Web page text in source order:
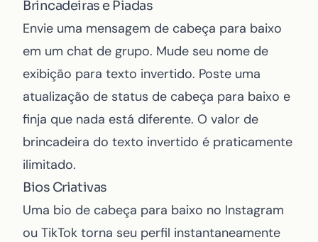
Brincadeiras e Piadas
Envie uma mensagem de cabeça para baixo
em um chat de grupo. Mude seu nome de
exibição para texto invertido. Poste uma
atualização de status de cabeça para baixo e
finja que nada está diferente. O valor de
brincadeira do texto invertido é praticamente
ilimitado.
Bios Criativas
Uma bio de cabeça para baixo no Instagram
ou TikTok torna seu perfil instantaneamente